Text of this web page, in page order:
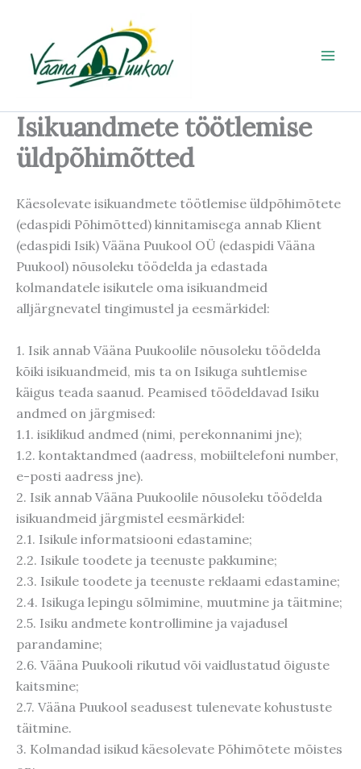
content
Isikuandmete töötlemise
üldpõhimõtted
Käesolevate isikuandmete töötlemise üldpõhimõtete
(edaspidi Põhimõtted) kinnitamisega annab Klient
(edaspidi Isik) Vääna Puukool OÜ (edaspidi Vääna
Puukool) nõusoleku töödelda ja edastada
kolmandatele isikutele oma isikuandmeid
alljärgnevatel tingimustel ja eesmärkidel:
1. Isik annab Vääna Puukoolile nõusoleku töödelda
kõiki isikuandmeid, mis ta on Isikuga suhtlemise
käigus teada saanud. Peamised töödeldavad Isiku
andmed on järgmised:
1.1. isiklikud andmed (nimi, perekonnanimi jne);
1.2. kontaktandmed (aadress, mobiiltelefoni number,
e-posti aadress jne).
2. Isik annab Vääna Puukoolile nõusoleku töödelda
isikuandmeid järgmistel eesmärkidel:
2.1. Isikule informatsiooni edastamine;
2.2. Isikule toodete ja teenuste pakkumine;
2.3. Isikule toodete ja teenuste reklaami edastamine;
2.4. Isikuga lepingu sõlmimine, muutmine ja täitmine;
2.5. Isiku andmete kontrollimine ja vajadusel
parandamine;
2.6. Vääna Puukooli rikutud või vaidlustatud õiguste
kaitsmine;
2.7. Vääna Puukool seadusest tulenevate kohustuste
täitmine.
3. Kolmandad isikud käesolevate Põhimõtete mõistes